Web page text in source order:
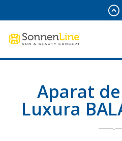
Aparat
Luxura